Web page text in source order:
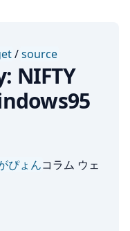
/source
NIFTY
ぴょんコラム ウェ